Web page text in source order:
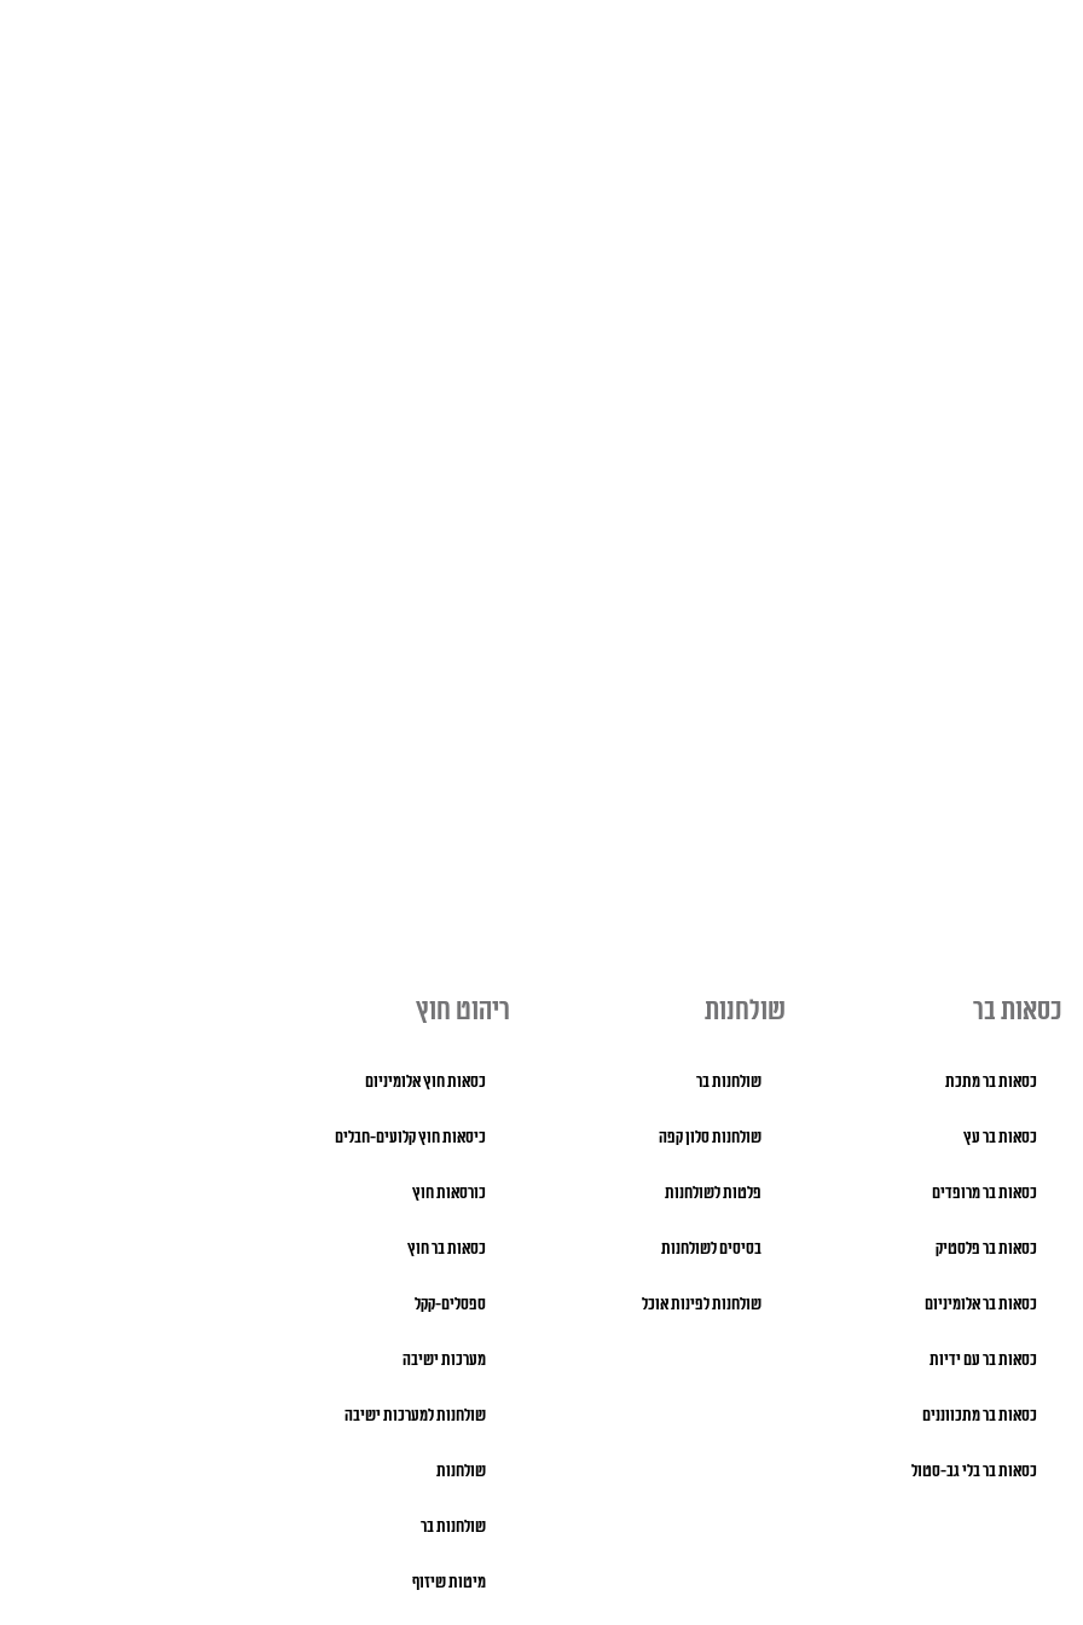
כסאות בר
כסאות בר מתכת
כסאות בר עץ
כסאות בר מרופדים
כסאות בר פלסטיק
כסאות בר אלומיניום
כסאות בר עם ידיות
כסאות בר מתכווננים
כסאות בר בלי גב-סטול
שולחנות
שולחנות בר
שולחנות סלון קפה
פלטות לשולחנות
בסיסים לשולחנות
שולחנות לפינות אוכל
ריהוט חוץ
כסאות חוץ אלומיניום
כיסאות חוץ קלועים-חבלים
כורסאות חוץ
כסאות בר חוץ
ספסלים-קקל
מערכות ישיבה
שולחנות למערכות ישיבה
שולחנות
שולחנות בר
מיטות שיזוף